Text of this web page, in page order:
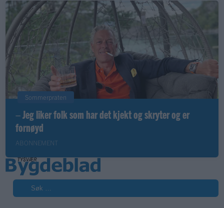
Sommerpraten
– Jeg liker folk som har det kjekt og skryter og er
fornøyd
ABONNEMENT